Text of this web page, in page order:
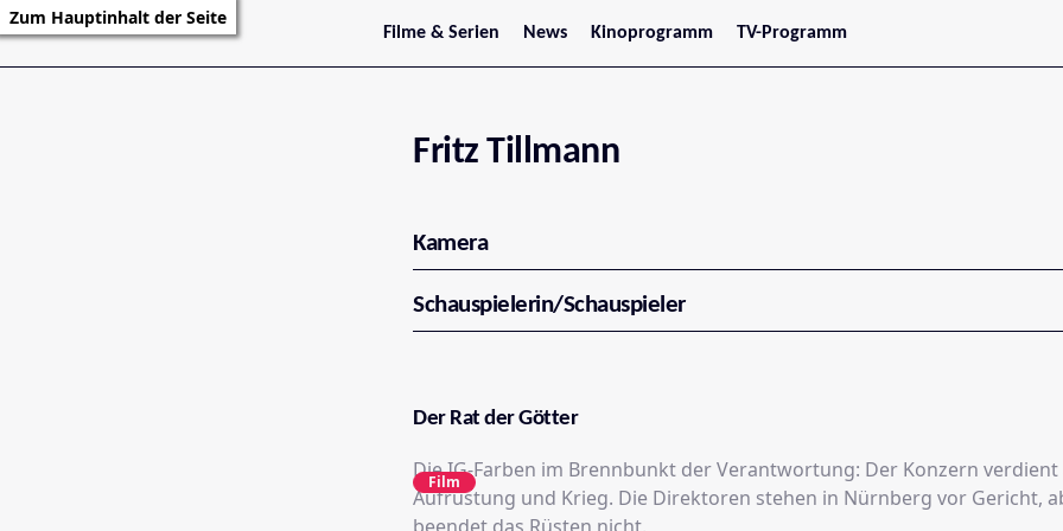
Zum Hauptinhalt der Seite
Filme & Serien
Trailer
Serienarchiv
News
Stars
Kinoprogramm
Jetzt im Kino
Tirol
Vorarlberg
TV-Programm
Fritz Tillmann
Kamera
Schauspielerin/Schauspieler
Der Rat der Götter
Die IG-Farben im Brennbunkt der Verantwortung: Der Konzern verdient
Aufrüstung und Krieg. Die Direktoren stehen in Nürnberg vor Gericht,
Film